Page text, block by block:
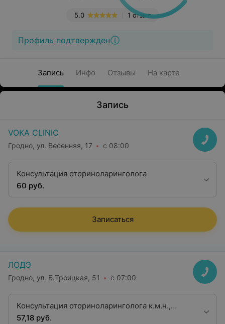
1 отзыв
5.0
Профиль подтвержден
Запись Инфо Отзывы На карте
Запись
VOKA CLINIC
Гродно, ул. Весенняя, 17 с 08:00
Консультация оториноларинголога
60 руб.
Записаться
ЛОДЭ
Гродно, ул. Б.Троицкая, 51 с 07:00
Консультация оториноларинголога к.м.н.,
доцент
57,18 руб.